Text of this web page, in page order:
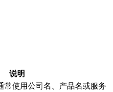
说明
常使用公司名、产品名或服务